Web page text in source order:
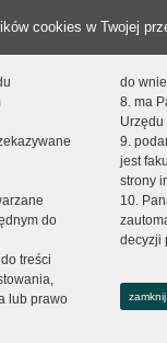
cookies w Twojej
do
treści
lub prawo
do
8. ma
Urzędu
9.
jest
strony
10.
decyzji
zamknij